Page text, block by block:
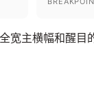
宽主横幅和醒目